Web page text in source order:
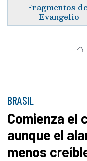
Fragmentos
Evangelio
BRASIL
Comienza el
aunque el
menos